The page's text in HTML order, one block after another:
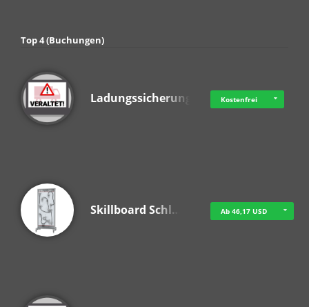
Top 4 (Buchungen)
Ladungssicherung Kostenfrei
Skillboard Schl… Ab 46,17 USD